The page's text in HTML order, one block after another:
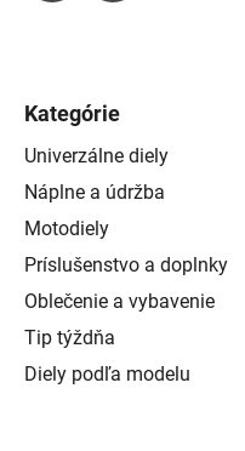
Kategórie
Univerzálne diely
Náplne a údržba
Motodiely
Príslušenstvo a doplnky
Oblečenie a vybavenie
Tip týždňa
Diely podľa modelu